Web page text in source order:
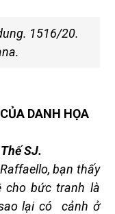
1516/20.
DANH HỌA
SJ.
bạn thấy
cho bức tranh là
sao lại có cảnh ở